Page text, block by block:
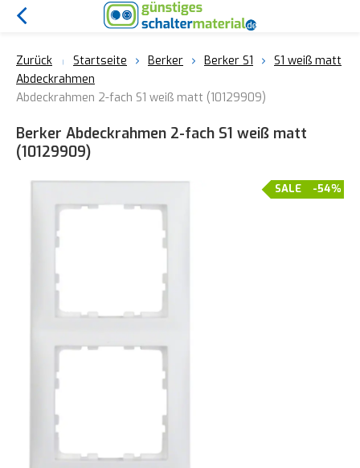
Zurück Startseite Berker Berker S1
S1 weiß matt
Abdeckrahmen
Abdeckrahmen 2-fach S1 weiß matt (10129909)
Berker Abdeckrahmen 2-fach S1 weiß matt
(10129909)
-54%
SALE